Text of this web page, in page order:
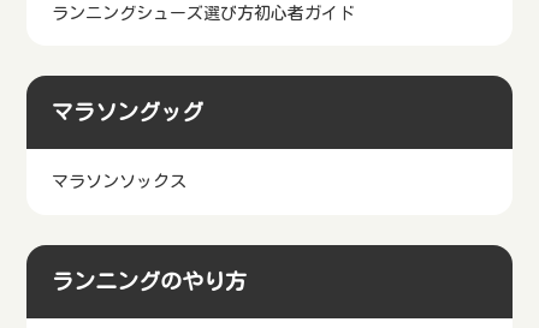
ランニングシューズ選び方初心者ガイド
マラソングッグ
マラソンソックス
ランニングのやり方